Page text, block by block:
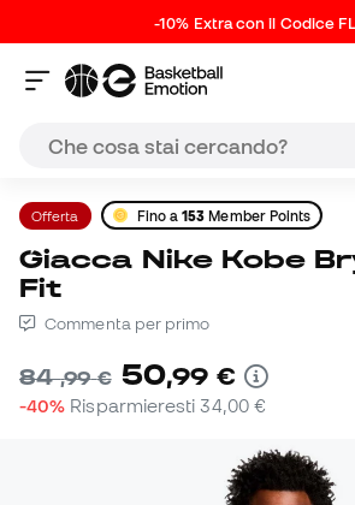
-10% Extra con il Codice
Offerta Fino a153 Member Points
Giacca Nike Kobe Bryant Dri-
Fit
Commenta per primo
84,99 € 50,99 €
-40% Risparmieresti34,00 €